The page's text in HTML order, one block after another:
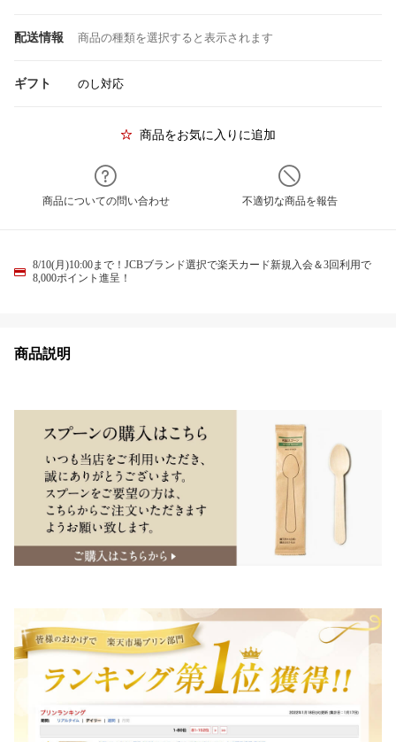
配送情報 商品の種類を選択すると表示されます
ギフト のし対応
商品をお気に入りに追加
商品についての問い合わせ 不適切な商品を報告
8/10(月)10:00まで！JCBブランド選択で楽天カード新規入会＆3回利用で
8,000ポイント進呈！
商品説明